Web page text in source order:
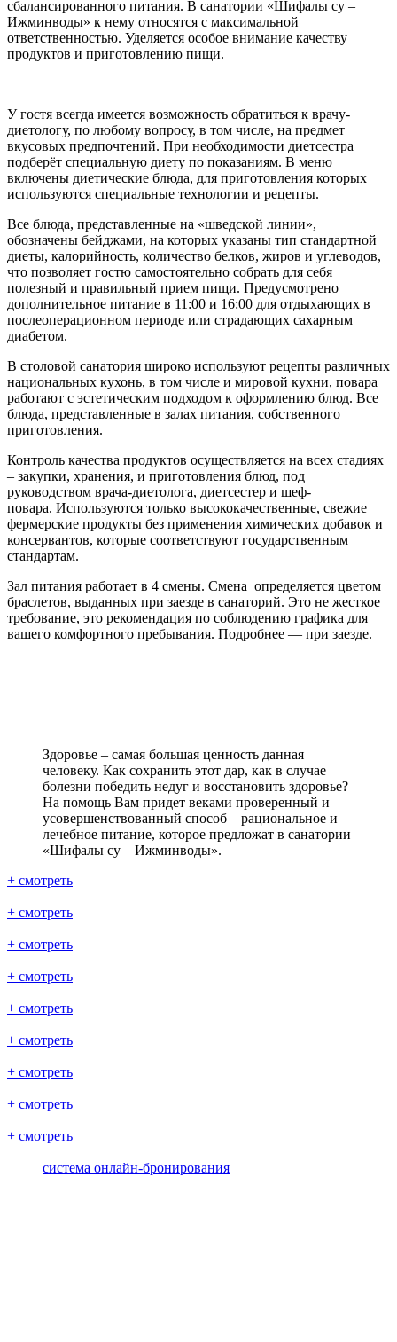
сбалансированного питания. В санатории «Шифалы су –
Ижминводы» к нему относятся с максимальной
ответственностью. Уделяется особое внимание качеству
продуктов и приготовлению пищи.
У гостя всегда имеется возможность обратиться к врачу-
диетологу, по любому вопросу, в том числе, на предмет
вкусовых предпочтений. При необходимости диетсестра
подберёт специальную диету по показаниям. В меню
включены диетические блюда, для приготовления которых
используются специальные технологии и рецепты.
Все блюда, представленные на «шведской линии»,
обозначены бейджами, на которых указаны тип стандартной
диеты, калорийность, количество белков, жиров и углеводов,
что позволяет гостю самостоятельно собрать для себя
полезный и правильный прием пищи. Предусмотрено
дополнительное питание в 11:00 и 16:00 для отдыхающих в
послеоперационном периоде или страдающих сахарным
диабетом.
В столовой санатория широко используют рецепты различных
национальных кухонь, в том числе и мировой кухни, повара
работают с эстетическим подходом к оформлению блюд. Все
блюда, представленные в залах питания, собственного
приготовления.
Контроль качества продуктов осуществляется на всех стадиях
– закупки, хранения, и приготовления блюд, под
руководством врача-диетолога, диетсестер и шеф-
повара. Используются только высококачественные, свежие
фермерские продукты без применения химических добавок и
консервантов, которые соответствуют государственным
стандартам.
Зал питания работает в 4 смены. Смена определяется цветом
браслетов, выданных при заезде в санаторий. Это не жесткое
требование, это рекомендация по соблюдению графика для
вашего комфортного пребывания. Подробнее — при заезде.
Здоровье – самая большая ценность данная
человеку. Как сохранить этот дар, как в случае
болезни победить недуг и восстановить здоровье?
На помощь Вам придет веками проверенный и
усовершенствованный способ – рациональное и
лечебное питание, которое предложат в санатории
«Шифалы су – Ижминводы».
+ смотреть
+ смотреть
+ смотреть
+ смотреть
+ смотреть
+ смотреть
+ смотреть
+ смотреть
+ смотреть
система онлайн-бронирования